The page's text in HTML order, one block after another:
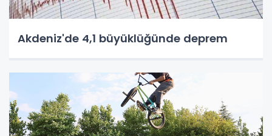
Akdeniz'de 4,1 büyüklüğünde deprem